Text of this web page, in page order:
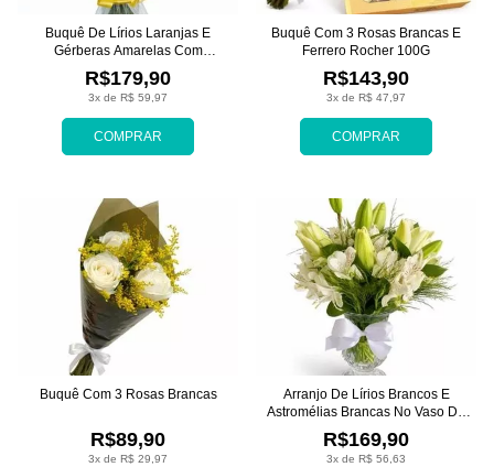
COMPRAR
3x de R$ 59,97
R$179,90
Buquê De Lírios Laranjas E
Gérberas Amarelas Com
Crisântemos
COMPRAR
3x de R$ 47,97
R$143,90
Buquê Com 3 Rosas Brancas E
Ferrero Rocher 100G
3x de R$ 29,97
R$89,90
Buquê Com 3 Rosas Brancas
3x de R$ 56,63
R$169,90
Arranjo De Lírios Brancos E
Astromélias Brancas No Vaso De
Vidro